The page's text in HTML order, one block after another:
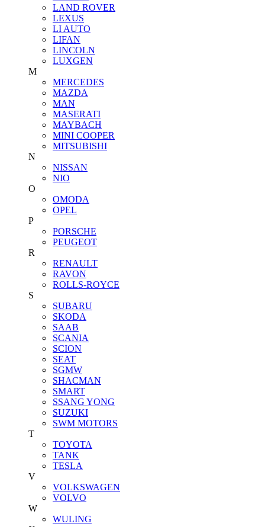
LAND ROVER
LEXUS
LI AUTO
LIFAN
LINCOLN
LUXGEN
M
MERCEDES
MAZDA
MAN
MASERATI
MAYBACH
MINI COOPER
MITSUBISHI
N
NISSAN
NIO
O
OMODA
OPEL
P
PORSCHE
PEUGEOT
R
RENAULT
RAVON
ROLLS-ROYCE
S
SUBARU
SKODA
SAAB
SCANIA
SCION
SEAT
SGMW
SHACMAN
SMART
SSANG YONG
SUZUKI
SWM MOTORS
T
TOYOTA
TANK
TESLA
V
VOLKSWAGEN
VOLVO
W
WULING